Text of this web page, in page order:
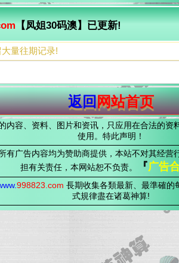
【凤姐30码澳】已更新!
量往期记录!
返回网站首页
内容、资料、图片和资讯，只应用在合法的资
使用。特此声明！
有广告内容均为赞助商提供，本站不对其经营
担有关责任，本网站恕不负责。
『广告
998823 .com 長期收集各類最新、最準確的
式規律盡在诸葛神算!